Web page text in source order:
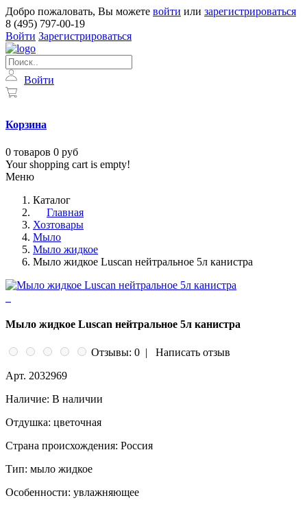
Добро пожаловать, Вы можете войти или зарегистрироваться
8 (495) 797-00-19
Войти Зарегистрироваться
Войти
Корзина
0 товаров 0 руб
Your shopping cart is empty!
Меню
Каталог
Главная
Хозтовары
Мыло
Мыло жидкое
Мыло жидкое Luscan нейтральное 5л канистра
Мыло жидкое Luscan нейтральное 5л канистра
Отзывы: 0 |
Написать отзыв
Арт. 2032969
Наличие: В наличии
Отдушка: цветочная
Страна происхождения: Россия
Тип: мыло жидкое
Особенности: увлажняющее